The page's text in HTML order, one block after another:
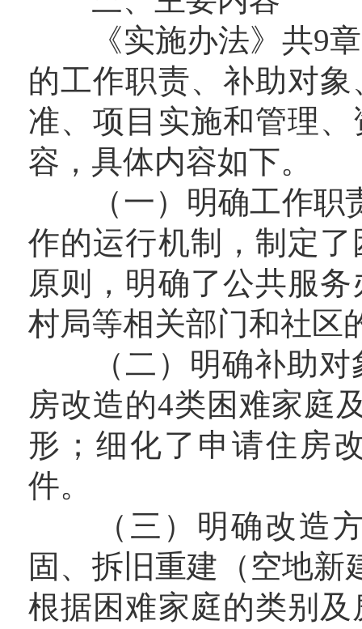
《实施办法》共9章
的工作职责、补助对
准、项目实施和管理
容，具体内容如下。
（一）明确工作职责
作的运行机制，制定
原则，明确了公共服
村局等相关部门和社区
（二）明确补助对
房改造的4类困难家庭
形；细化了申请住房
件。
（三）明确改造方
固、拆旧重建（空地新
根据困难家庭的类别